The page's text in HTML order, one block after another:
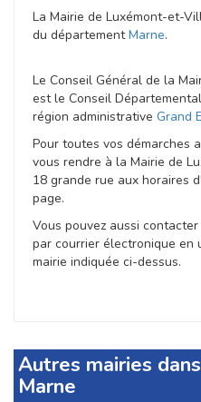
La Mairie de Luxémont-et-
du départementMarne.
Le Conseil Général de la
est le Conseil Départemental
région administrative Grand
Pour toutes vos démarches
vous rendre à la Mairie de
18 grande rue aux horaires
page.
Vous pouvez aussi
par courrier électronique en
mairie indiquée ci-dessus.
Autres mairies
Marne